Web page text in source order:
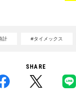
計 #タイメックス
SHARE